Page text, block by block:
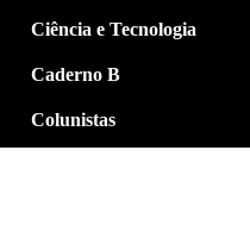
Ciência e Tecnologia
Caderno B
Colunistas